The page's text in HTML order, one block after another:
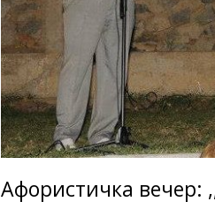
Афористичка вечер: